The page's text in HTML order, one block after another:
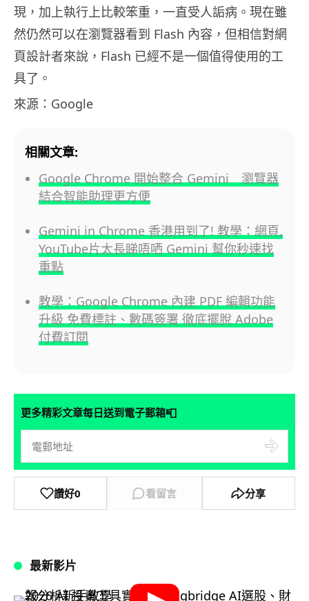
現，加上執行上比較笨重，一直受人詬病。現在雖
然仍然可以在瀏覽器看到 Flash 內容，但相信對網
頁設計者來說，Flash 已經不是一個值得使用的工
具了。
來源：Google
相關文章:
Google Chrome 開始整合 Gemini 瀏覽器
結合智能助理更方便
Gemini in Chrome 香港用到了! 教學：網頁,
YouTube片太長睇唔哂 Gemini 幫你秒速找
重點
教學：Google Chrome 內建 PDF 編輯功能
升級 免費標註、數碼簽署 徹底擺脫 Adobe
付費訂閱
更多精彩文章每日送到電子郵箱📮
讚好0 看留言 分享
最新影片